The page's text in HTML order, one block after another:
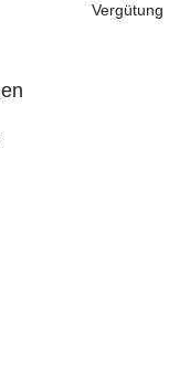
Vergütung